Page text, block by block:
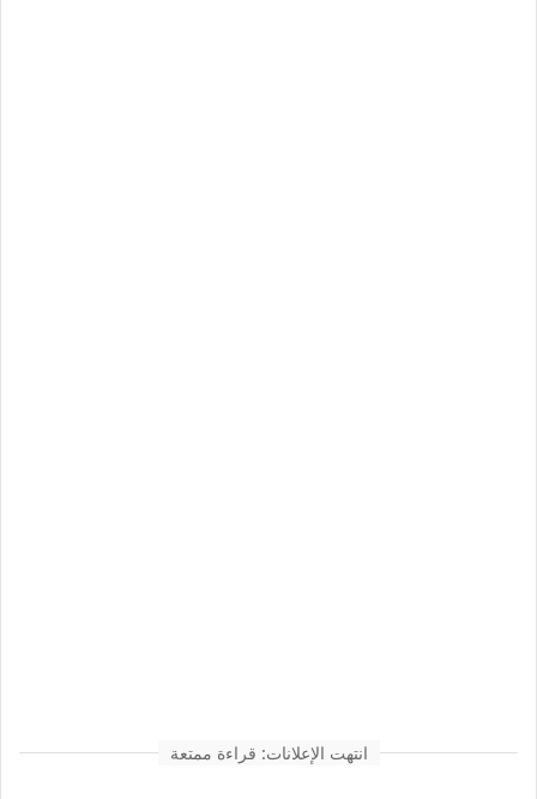
انتهت الإعلانات: قراءة ممتعة